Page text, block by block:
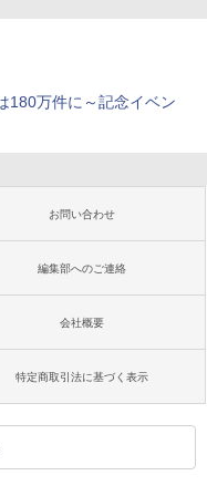
180万件に～記念イベン
お問い合わせ
編集部へのご連絡
会社概要
特定商取引法に基づく表示